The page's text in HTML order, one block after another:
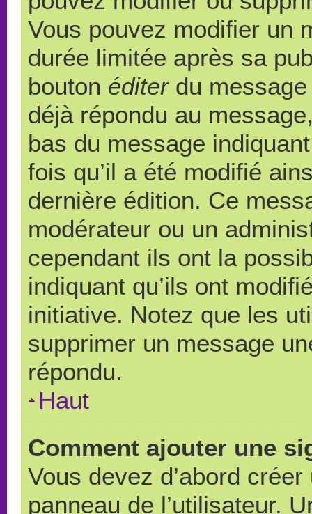
Vous pouvez modifier un
durée limitée après sa
bouton éditerdu message
déjà répondu au
bas du message
fois qu’il a été modifié
dernière édition. Ce
modérateur ou un
cependant ils ont la
indiquant qu’ils ont
initiative. Notez que les
supprimer un message
répondu.
Haut
Comment ajouter une
Vous devez d’abord
panneau de l’utilisateur.